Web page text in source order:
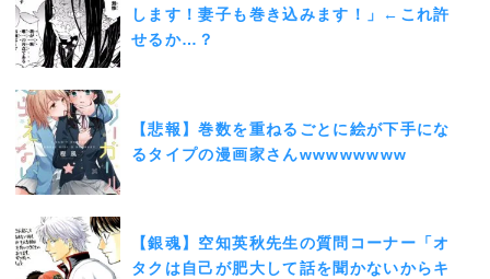
します！妻子も巻き込みます！」←これ許
せるか…？
【悲報】巻数を重ねるごとに絵が下手にな
るタイプの漫画家さんwwwwwwww
【銀魂】空知英秋先生の質問コーナー「オ
タクは自己が肥大して話を聞かないからキ